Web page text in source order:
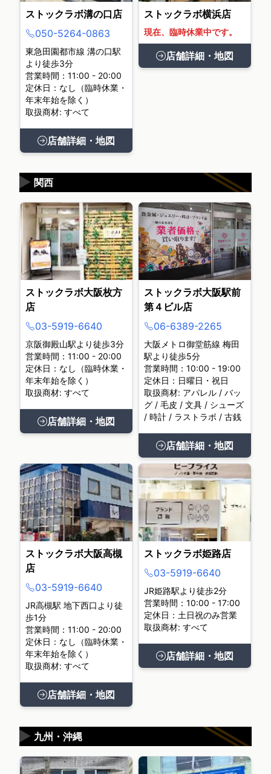
ストックラボ溝の口店
050-5264-0863
東急田園都市線 溝の口駅
より徒歩3分
営業時間：11:00 - 20:00
定休日：なし（臨時休業・
年末年始を除く）
取扱商材: すべて
店舗詳細・地図
ストックラボ横浜店
現在、臨時休業中です。
店舗詳細・地図
関西
▶
ストックラボ大阪枚方
店
03-5919-6640
京阪御殿山駅より徒歩3分
営業時間：11:00 - 20:00
定休日：なし（臨時休業・
年末年始を除く）
取扱商材: すべて
店舗詳細・地図
ストックラボ大阪駅前
第４ビル店
06-6389-2265
大阪メトロ御堂筋線 梅田
駅より徒歩5分
営業時間：10:00 - 19:00
定休日：日曜日・祝日
取扱商材: アパレル / バッ
グ / 毛皮 / 文具 / シューズ
/ 時計 / ラストラボ / 古銭
店舗詳細・地図
ストックラボ大阪高槻
店
03-5919-6640
JR高槻駅 地下西口より徒
歩1分
営業時間：11:00 - 20:00
定休日：なし（臨時休業・
年末年始を除く）
取扱商材: すべて
店舗詳細・地図
ストックラボ姫路店
03-5919-6640
JR姫路駅より徒歩2分
営業時間：10:00 - 17:00
定休日：土日祝のみ営業
取扱商材: すべて
店舗詳細・地図
九州・沖縄
▶